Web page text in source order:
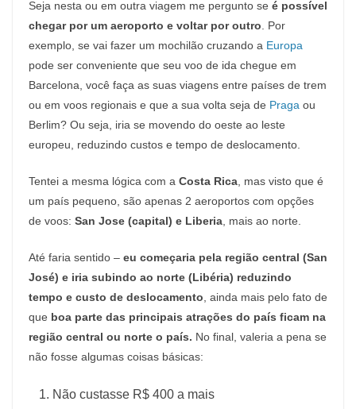
Seja nesta ou em outra viagem me pergunto se é possível
chegar por um aeroporto e voltar por outro . Por
exemplo, se vai fazer um mochilão cruzando a Europa
pode ser conveniente que seu voo de ida chegue em
Barcelona, você faça as suas viagens entre países de trem
ou em voos regionais e que a sua volta seja de Praga ou
Berlim? Ou seja, iria se movendo do oeste ao leste
europeu, reduzindo custos e tempo de deslocamento.
Tentei a mesma lógica com a Costa Rica , mas visto que é
um país pequeno, são apenas 2 aeroportos com opções
de voos: San Jose (capital) e Liberia , mais ao norte.
Até faria sentido – eu começaria pela região central (San
José) e iria subindo ao norte (Libéria) reduzindo
tempo e custo de deslocamento , ainda mais pelo fato de
que boa parte das principais atrações do país ficam na
região central ou norte o país. No final, valeria a pena se
não fosse algumas coisas básicas:
Não custasse R$ 400 a mais